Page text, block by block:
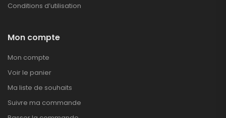
Conditions d’utilisation
Mon compte
Mon compte
Voir le panier
Ma liste de souhaits
Suivre ma commande